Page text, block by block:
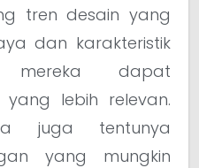
tren desain yang
dan karakteristik
mereka dapat
yang lebih relevan.
juga tentunya
yang mungkin